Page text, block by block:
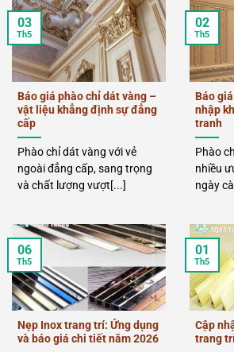
Báo giá phào chỉ dát vàng –
vật liệu khẳng định sự đẳng
cấp
Phào chỉ dát vàng với vẻ
ngoài đẳng cấp, sang trọng
và chất lượng vượt[...]
03
Th5
Báo
nhập
tranh
Phào
nhiều
ngày
02
Th5
Nẹp Inox trang trí: Ứng dụng
và báo giá chi tiết năm 2026
06
Th5
Cập
trang
01
Th5